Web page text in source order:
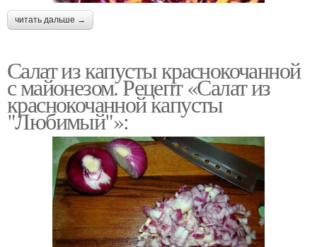
читать дальше →
Салат из капусты краснокочанной
с майонезом. Рецепт «Салат из
краснокочанной капусты
"Любимый"»: